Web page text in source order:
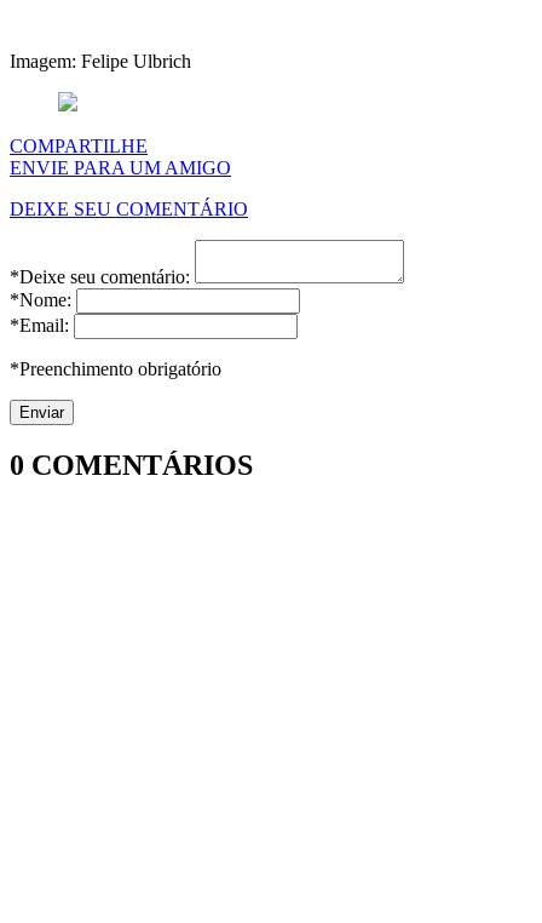
Imagem: Felipe Ulbrich
COMPARTILHE
ENVIE PARA UM AMIGO
DEIXE SEU COMENTÁRIO
*Deixe seu comentário:
*Nome:
*Email:
*Preenchimento obrigatório
0 COMENTÁRIOS